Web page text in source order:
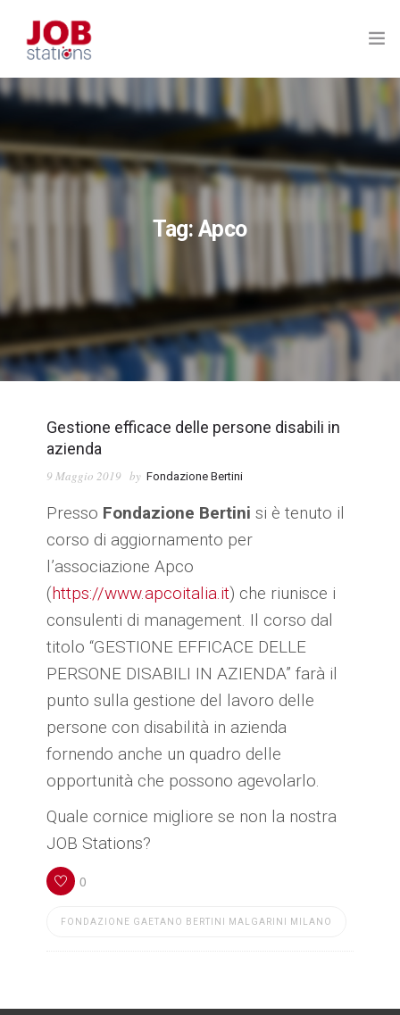
HOME
L’ECOSISTEMA
PERCHÉ FUNZIONA
I VANTAGGI PER L’AZIENDA
FAQ E RISORSE
Tag: Apco
Gestione efficace delle persone disabili in
azienda
9 Maggio 2019 by Fondazione Bertini
Presso Fondazione Bertini si è tenuto il
corso di aggiornamento per
l’associazione Apco
(https://www.apcoitalia.it) che riunisce i
consulenti di management. Il corso dal
titolo “GESTIONE EFFICACE DELLE
PERSONE DISABILI IN AZIENDA” farà il
punto sulla gestione del lavoro delle
persone con disabilità in azienda
fornendo anche un quadro delle
opportunità che possono agevolarlo.
Quale cornice migliore se non la nostra
JOB Stations?
0
FONDAZIONE GAETANO BERTINI MALGARINI MILANO